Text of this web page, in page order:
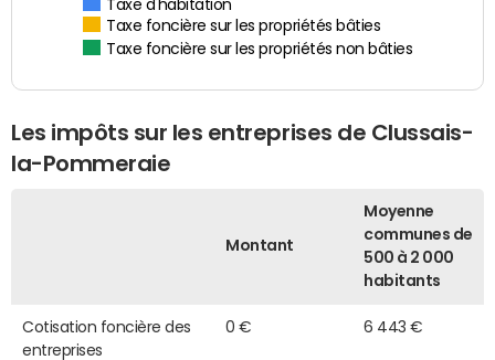
Taxe d'habitation
Taxe foncière sur les propriétés bâties
Taxe foncière sur les propriétés non bâties
Les impôts sur les entreprises de Clussais-
la-Pommeraie
Montant
Moyenne
communes de
500 à 2 000
habitants
Cotisation foncière des
entreprises
0 € 6 443 €